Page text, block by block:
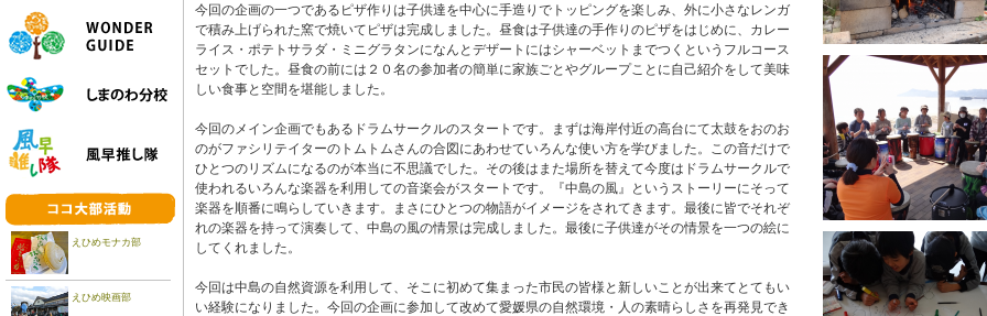
えひめモナカ部
えひめ映画部
今回の企画の一つであるピザ作りは子供達を中心に手造りでトッピングを楽しみ、外に小さなレンガ
で積み上げられた窯で焼いてピザは完成しました。昼食は子供達の手作りのピザをはじめに、カレー
ライス・ポテトサラダ・ミニグラタンになんとデザートにはシャーベットまでつくというフルコース
セットでした。昼食の前には２０名の参加者の簡単に家族ごとやグループことに自己紹介をして美味
しい食事と空間を堪能しました。
今回のメイン企画でもあるドラムサークルのスタートです。まずは海岸付近の高台にて太鼓をおのお
のがファシリテイターのトムトムさんの合図にあわせていろんな使い方を学びました。この音だけで
ひとつのリズムになるのが本当に不思議でした。その後はまた場所を替えて今度はドラムサークルで
使われるいろんな楽器を利用しての音楽会がスタートです。『中島の風』というストーリーにそって
楽器を順番に鳴らしていきます。まさにひとつの物語がイメージをされてきます。最後に皆でそれぞ
れの楽器を持って演奏して、中島の風の情景は完成しました。最後に子供達がその情景を一つの絵に
してくれました。
今回は中島の自然資源を利用して、そこに初めて集まった市民の皆様と新しいことが出来てとてもい
い経験になりました。今回の企画に参加して改めて愛媛県の自然環境・人の素晴らしさを再発見でき